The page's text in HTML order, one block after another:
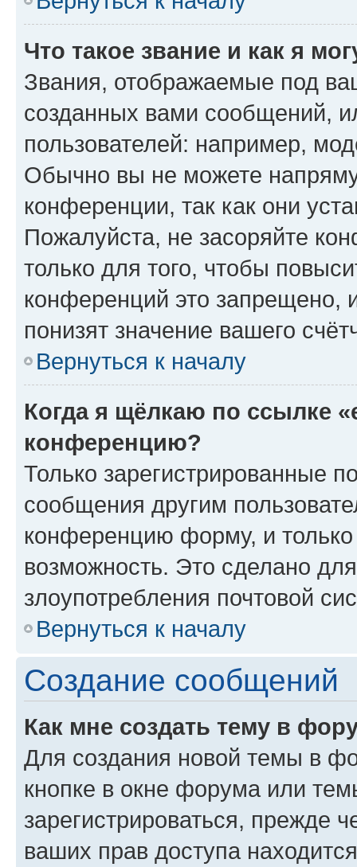
Что такое звание и как я
Звания, отображаемые под
созданных вами сообщений,
пользователей: например,
Обычно вы не можете
конференции, так как они
Пожалуйста, не засоряйте
только для того, чтобы
конференций это запрещено,
понизят значение вашего
Вернуться к началу
Когда я щёлкаю по ссылке
конференцию?
Только зарегистрированные
сообщения другим
конференцию форму, и
возможность. Это сделано
злоупотребления почтовой
Вернуться к началу
Создание сообщений
Как мне создать тему в
Для создания новой темы в
кнопке в окне форума или
зарегистрироваться, прежде
ваших прав доступа